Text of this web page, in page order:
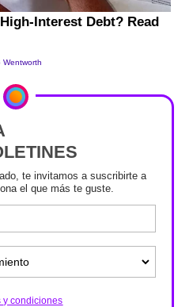
te invitamos a suscribirte a
el que más te guste.
y condiciones